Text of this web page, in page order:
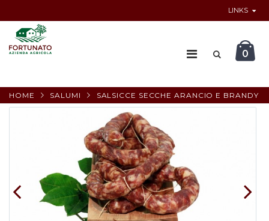
LINKS
0
HOME SALUMI SALSICCE SECCHE ARANCIO E BRANDY